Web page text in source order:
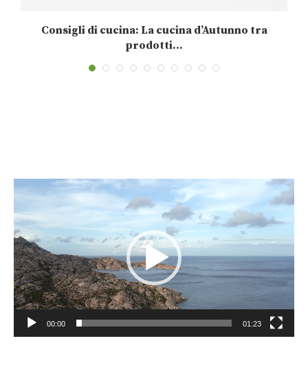
Consigli di cucina: La cucina d’Autunno tra
prodotti...
24 Novembre 2025
Player
00:00 01:23